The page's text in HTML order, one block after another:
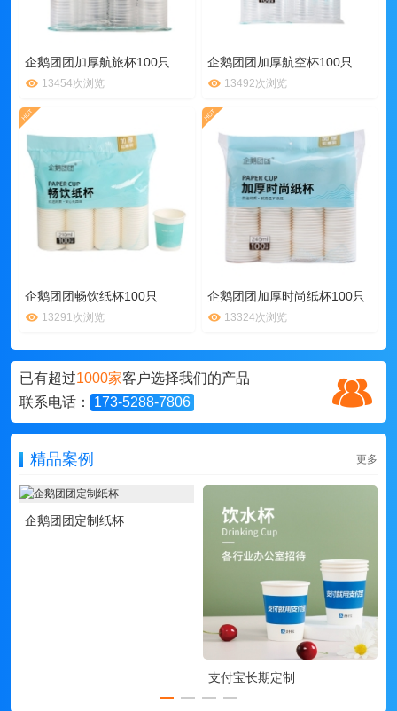
企鹅团团加厚航旅杯100只
13454次浏览
企鹅团团加厚航空杯100只
13492次浏览
企鹅团团畅饮纸杯100只
13291次浏览
企鹅团团加厚时尚纸杯100只
13324次浏览
已有超过1000家客户选择我们的产品
联系电话：
173-5288-7806
精品案例 更多
企鹅团团定制纸杯
支付宝长期定制